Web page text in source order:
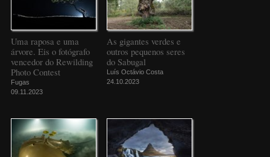
Uma raposa e uma
árvore. Eis o fotógrafo
vencedor do Rewilding
Photo Contest
Fugas
09.11.2023
As gigantes verdes e
outros pequenos seres
do Sabugal
Luís Octávio Costa
24.10.2023